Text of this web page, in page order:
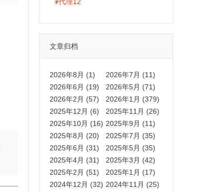
文章归档
2026年8月 (1)
2026年7月 (11)
2026年6月 (19)
2026年5月 (71)
2026年2月 (57)
2026年1月 (379)
2025年12月 (6)
2025年11月 (26)
2025年10月 (16) 2025年9月 (11)
2025年8月 (20)
2025年7月 (35)
2025年6月 (31)
2025年5月 (35)
2025年4月 (31)
2025年3月 (42)
2025年2月 (51)
2025年1月 (17)
2024年12月 (32) 2024年11月 (25)